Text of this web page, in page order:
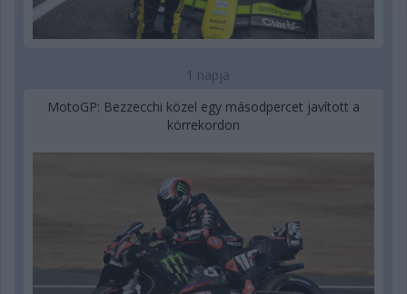
1 napja
MotoGP: Bezzecchi közel egy másodpercet javított a
körrekordon